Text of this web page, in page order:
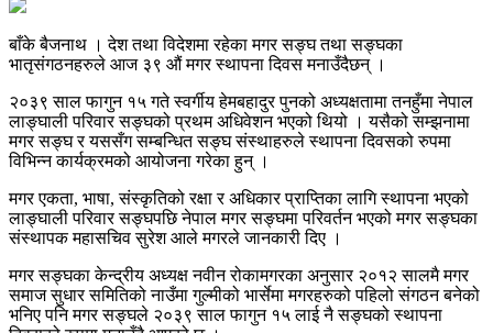
बाँके बैजनाथ । देश तथा विदेशमा रहेका मगर सङ्घ तथा सङ्घका
भातृसंगठनहरुले आज ३९ औं मगर स्थापना दिवस मनाउँदैछन् ।
२०३९ साल फागुन १५ गते स्वर्गीय हेमबहादुर पुनको अध्यक्षतामा तनहुँमा नेपाल
लाङ्घाली परिवार सङ्घको प्रथम अधिवेशन भएको थियो । यसैको सम्झनामा
मगर सङ्घ र यससँग सम्बन्धित सङ्घ संस्थाहरुले स्थापना दिवसको रुपमा
विभिन्न कार्यक्रमको आयोजना गरेका हुन् ।
मगर एकता, भाषा, संस्कृतिको रक्षा र अधिकार प्राप्तिका लागि स्थापना भएको
लाङ्घाली परिवार सङ्घपछि नेपाल मगर सङ्घमा परिवर्तन भएको मगर सङ्घका
संस्थापक महासचिव सुरेश आले मगरले जानकारी दिए ।
मगर सङ्घका केन्द्रीय अध्यक्ष नवीन रोकामगरका अनुसार २०१२ सालमै मगर
समाज सुधार समितिको नाउँमा गुल्मीको भार्सेमा मगरहरुको पहिलो संगठन बनेको
भनिए पनि मगर सङ्घले २०३९ साल फागुन १५ लाई नै सङ्घको स्थापना